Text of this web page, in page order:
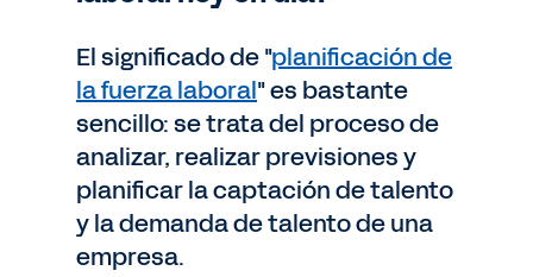
El significado de "planificación de
la fuerza laboral" es bastante
sencillo: se trata del proceso de
analizar, realizar previsiones y
planificar la captación de talento
y la demanda de talento de una
empresa.